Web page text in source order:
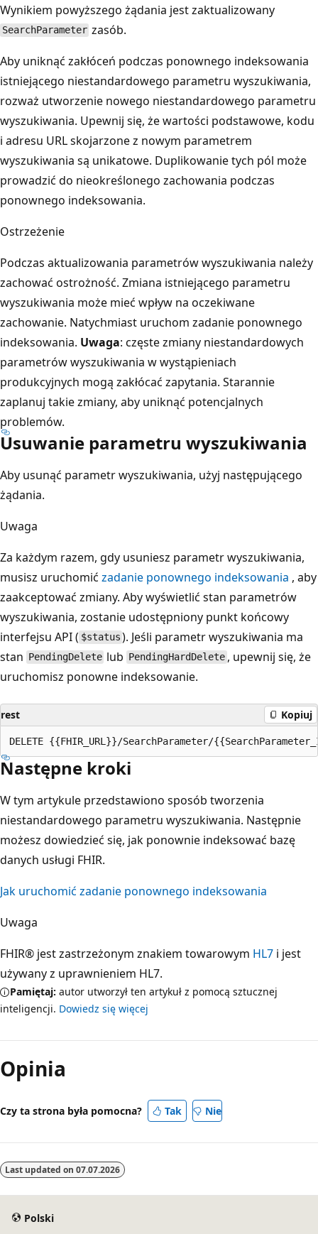
Wynikiem powyższego żądania jest zaktualizowany
SearchParameter zasób.
Aby uniknąć zakłóceń podczas ponownego indeksowania
istniejącego niestandardowego parametru wyszukiwania,
rozważ utworzenie nowego niestandardowego parametru
wyszukiwania. Upewnij się, że wartości podstawowe, kodu
i adresu URL skojarzone z nowym parametrem
wyszukiwania są unikatowe. Duplikowanie tych pól może
prowadzić do nieokreślonego zachowania podczas
ponownego indeksowania.
Ostrzeżenie
Podczas aktualizowania parametrów wyszukiwania należy
zachować ostrożność. Zmiana istniejącego parametru
wyszukiwania może mieć wpływ na oczekiwane
zachowanie. Natychmiast uruchom zadanie ponownego
indeksowania. Uwaga: częste zmiany niestandardowych
parametrów wyszukiwania w wystąpieniach
produkcyjnych mogą zakłócać zapytania. Starannie
zaplanuj takie zmiany, aby uniknąć potencjalnych
problemów.
Usuwanie parametru wyszukiwania
Aby usunąć parametr wyszukiwania, użyj następującego
żądania.
Uwaga
Za każdym razem, gdy usuniesz parametr wyszukiwania,
musisz uruchomić zadanie ponownego indeksowania , aby
zaakceptować zmiany. Aby wyświetlić stan parametrów
wyszukiwania, zostanie udostępniony punkt końcowy
interfejsu API ( $status ). Jeśli parametr wyszukiwania ma
stan
PendingDelete lub PendingHardDelete , upewnij się, że
uruchomisz ponowne indeksowanie.
rest Kopiuj
Następne kroki
W tym artykule przedstawiono sposób tworzenia
niestandardowego parametru wyszukiwania. Następnie
możesz dowiedzieć się, jak ponownie indeksować bazę
danych usługi FHIR.
Jak uruchomić zadanie ponownego indeksowania
Uwaga
FHIR® jest zastrzeżonym znakiem towarowym HL7 i jest
używany z uprawnieniem HL7.
Pamiętaj: autor utworzył ten artykuł z pomocą sztucznej
inteligencji. Dowiedz się więcej
Opinia
Czy ta strona była pomocna? Tak Nie
Last updated on 07.07.2026
Polski